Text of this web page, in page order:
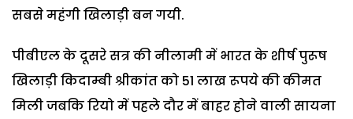
सबसे महंगी खिलाड़ी बन गयी.
पीबीएल के दूसरे सत्र की नीलामी में भारत के शीर्ष पुरूष
खिलाड़ी किदाम्बी श्रीकांत को 51 लाख रूपये की कीमत
मिली जबकि रियो में पहले दौर में बाहर होने वाली सायना